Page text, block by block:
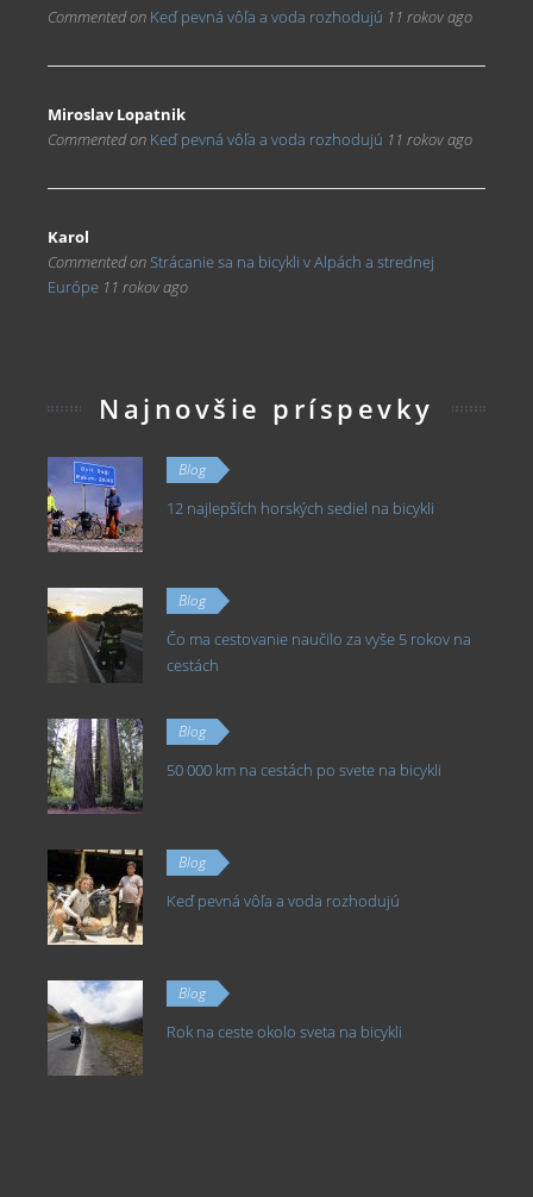
Commented on Keď pevná vôľa a voda rozhodujú 11 rokov ago
Miroslav Lopatnik
Commented on Keď pevná vôľa a voda rozhodujú 11 rokov ago
Karol
Commented onStrácanie sa na bicykli v Alpách a strednej
Európe 11 rokov ago
Najnovšie príspevky
Blog
12 najlepších horských sediel na bicykli
Blog
Čo ma cestovanie naučilo za vyše 5 rokov na
cestách
Blog
50 000 km na cestách po svete na bicykli
Blog
Keď pevná vôľa a voda rozhodujú
Blog
Rok na ceste okolo sveta na bicykli